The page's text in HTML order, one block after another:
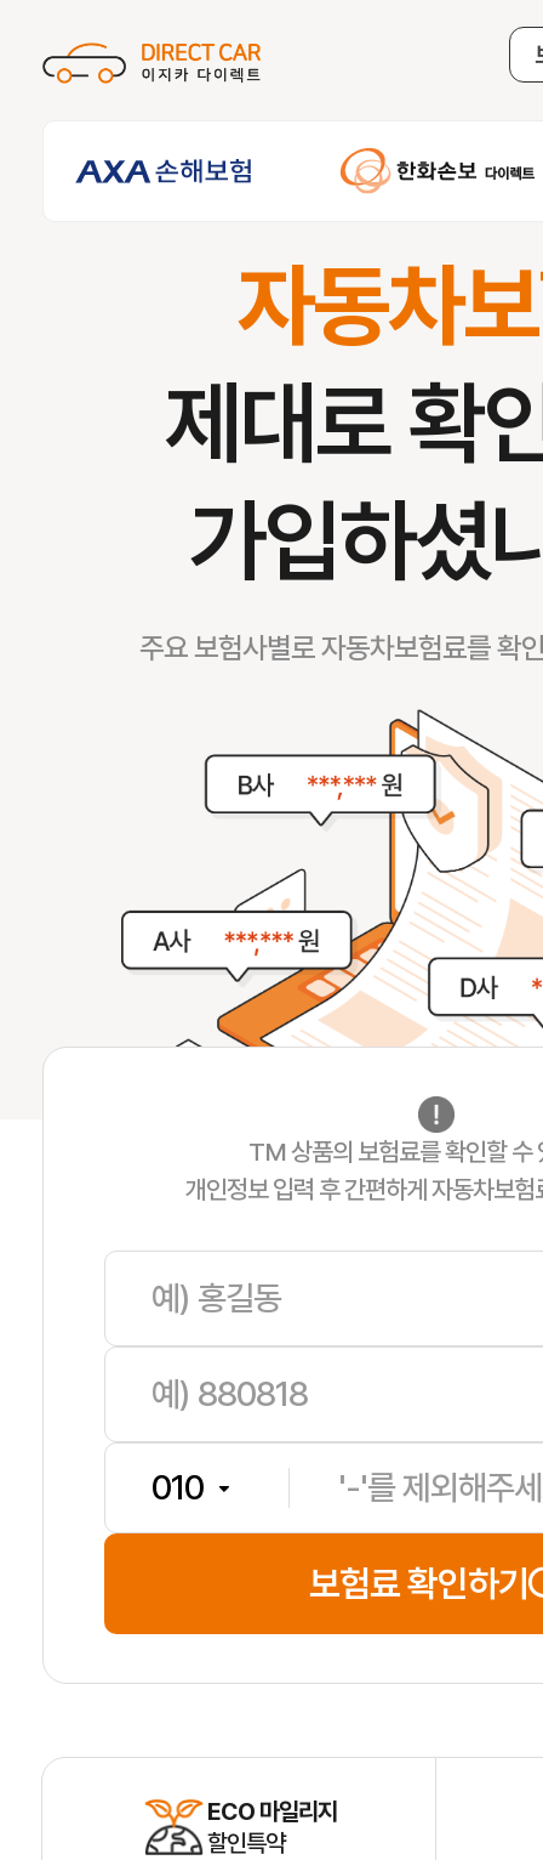
자동차
제대로 확
가입하셨
주요 보험사별로 자동차보험료를 확
TM 상품의 보험료를 확인할 수
개인정보 입력 후 간편하게 자동차보험
보험료 확인하기
ECO 마일리지
할인특약
보험나이 65세 **분전
**분전
제** 보험나이 53세